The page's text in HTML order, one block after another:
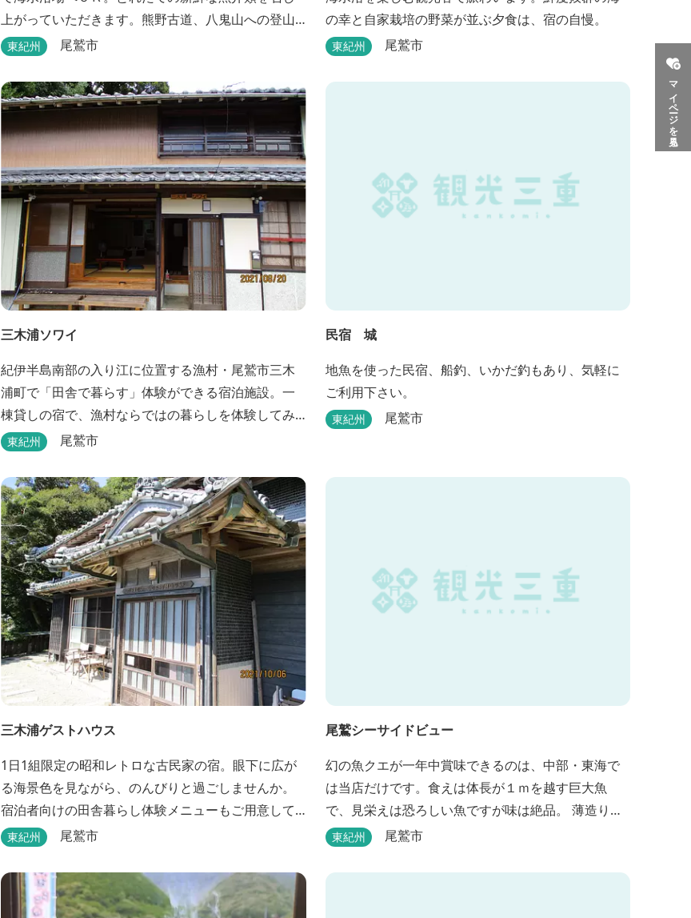
マイページを見る
上がっていただきます。熊野古道、八鬼山への登山
には便利。
東紀州 尾鷲市
の幸と自家栽培の野菜が並ぶ夕食は、宿の自慢。
東紀州 尾鷲市
三木浦ソワイ
紀伊半島南部の入り江に位置する漁村・尾鷲市三木
浦町で「田舎で暮らす」体験ができる宿泊施設。一
棟貸しの宿で、漁村ならではの暮らしを体験してみ
ませんか。
東紀州 尾鷲市
民宿 城
地魚を使った民宿、船釣、いかだ釣もあり、気軽に
ご利用下さい。
東紀州 尾鷲市
三木浦ゲストハウス
1日1組限定の昭和レトロな古民家の宿。眼下に広が
る海景色を見ながら、のんびりと過ごしませんか。
宿泊者向けの田舎暮らし体験メニューもご用意して
います。
東紀州 尾鷲市
尾鷲シーサイドビュー
幻の魚クエが一年中賞味できるのは、中部・東海で
は当店だけです。食えは体長が１ｍを越す巨大魚
で、見栄えは恐ろしい魚ですが味は絶品。 薄造り、
鍋、雑炊などクエ尽くしの料理は人気があります。
者には船での無料遊覧サービス（１時間）を行ない
東紀州 尾鷲市